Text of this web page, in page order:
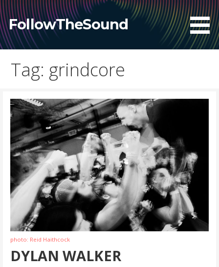
Skip
to
content
FollowTheSound
Tag: grindcore
photo: Reid Haithcock
DYLAN WALKER